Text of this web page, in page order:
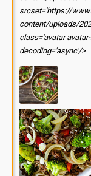
srcset='https://
content/uploads/
class='avatar
decoding='async'/>